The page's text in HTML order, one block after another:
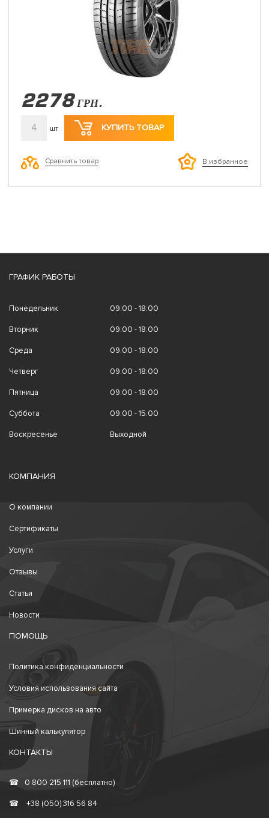
2278 ГРН.
4 шт КУПИТЬ ТОВАР
Сравнить товар В избранное
ГРАФИК РАБОТЫ
Понедельник 09:00 - 18:00
Вторник 09:00 - 18:00
Среда 09:00 - 18:00
Четверг 09:00 - 18:00
Пятница 09:00 - 18:00
Суббота 09:00 - 15:00
Воскресенье Выходной
КОМПАНИЯ
О компании
Сертификаты
Услуги
Отзывы
Статьи
Новости
ПОМОЩЬ
Политика конфиденциальности
Условия использования сайта
Примерка дисков на авто
Шинный калькулятор
КОНТАКТЫ
☎ 0 800 215 111 (бесплатно)
☎ +38 (050) 316 56 84